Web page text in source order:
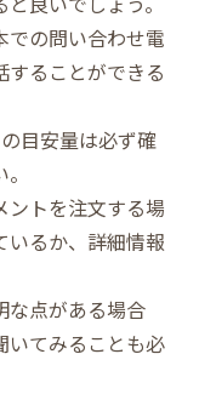
での問い合わせ電
ることができる
目安量は必ず確
ントを注文する場
いるか、詳細情報
な点がある場合
いてみることも必